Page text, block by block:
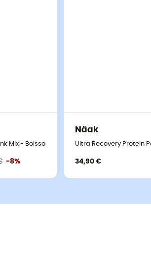
Mix - Boisson énergétique
-8%
Näak
Ultra Recovery Protein
34,90 €